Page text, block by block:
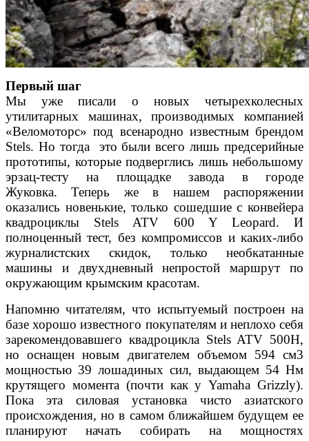
Первый шаг
Мы уже писали о новых четырехколесных
утилитарных машинах,производимых компанией
«Веломоторс» под всенародно известным брендом
Stels. Но тогда это быливсего лишь предсерийные
прототипы, которые подверглись лишь небольшому
эрзац-тесту на площадке завода в городе
Жуковка.Теперь же в нашем распоряжении
оказались новенькие, только сошедшие с конвейера
квадроциклы Stels ATV 600 Y Leopard. И
полноценный тест, без компромиссов и каких-либо
журналистских скидок, только необкатанные
машины и двухдневный непростой маршрут по
окружающим крымским красотам.
Напомню читателям, что испытуемый построен на
базехорошо известного покупателям и неплохо себя
зарекомендовавшего квадроцикла Stels ATV 500H,
но оснащен новым двигателем объемом 594 см3
мощностью 39 лошадиных сил, выдающем 54 Нм
крутящего момента (почти как у Yamaha Grizzly).
Пока эта силовая установка чисто азиатского
происхождения, но в самом ближайшем будущем ее
планируют начать собирать на мощностях